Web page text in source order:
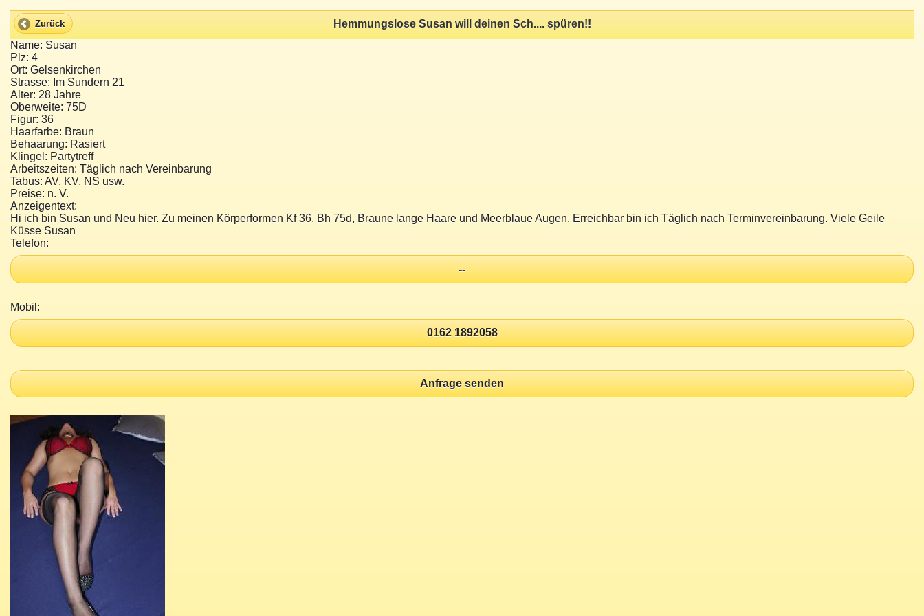
Zurück
Hemmungslose Susan will deinen Sch.... spüren!!
Name: Susan
Plz: 4
Ort: Gelsenkirchen
Strasse: Im Sundern 21
Alter: 28 Jahre
Oberweite: 75D
Figur: 36
Haarfarbe: Braun
Behaarung: Rasiert
Klingel: Partytreff
Arbeitszeiten: Täglich nach Vereinbarung
Tabus: AV, KV, NS usw.
Preise: n. V.
Anzeigentext:
Hi ich bin Susan und Neu hier. Zu meinen Körperformen Kf 36, Bh 75d, Braune lange Haare und Meerblaue Augen. Erreichbar bin ich Täglich nach Terminvereinbarung. Viele Geile
Küsse Susan
Telefon:
--
Mobil:
0162 1892058
Anfrage senden